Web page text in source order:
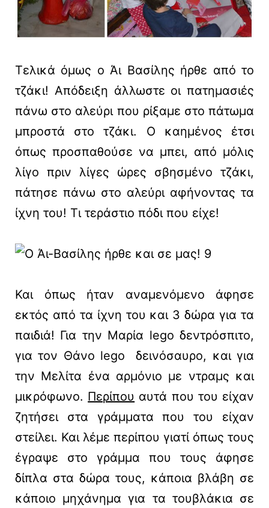
Τελικά όμως ο Άι Βασίλης ήρθε από το
τζάκι! Απόδειξη άλλωστε οι πατημασιές
πάνω στο αλεύρι που ρίξαμε στο πάτωμα
μπροστά στο τζάκι. Ο καημένος έτσι
όπως προσπαθούσε να μπει, από μόλις
λίγο πριν λίγες ώρες σβησμένο τζάκι,
πάτησε πάνω στο αλεύρι αφήνοντας τα
ίχνη του! Τι τεράστιο πόδι που είχε!
Και όπως ήταν αναμενόμενο άφησε
εκτός από τα ίχνη του και 3 δώρα για τα
παιδιά! Για την Μαρία lego δεντρόσπιτο,
για τον Θάνο lego δεινόσαυρο, και για
την Μελίτα ένα αρμόνιο με ντραμς και
μικρόφωνο. Περίπου αυτά που του είχαν
ζητήσει στα γράμματα που του είχαν
στείλει. Και λέμε περίπου γιατί όπως τους
έγραψε στο γράμμα που τους άφησε
δίπλα στα δώρα τους, κάποια βλάβη σε
κάποιο μηχάνημα για τα τουβλάκια σε